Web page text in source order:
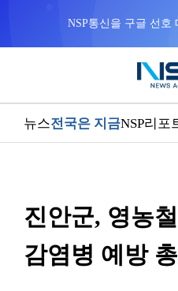
NSP통신을 구글 선호
뉴스전국은 지금NSP리포
진안군, 영농
감염병 예방